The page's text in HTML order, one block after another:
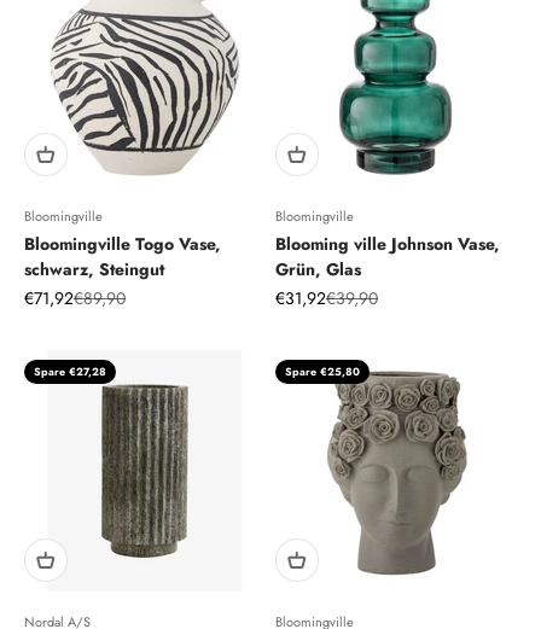
Bloomingville
Bloomingville Togo Vase,
schwarz, Steingut
Angebot
€71,92Regulärer Preis
€89,90
Bloomingville
Blooming ville Johnson Vase,
Grün, Glas
Angebot
€31,92Regulärer Preis
€39,90
Spare €27,28
Nordal A/S
Spare €25,80
Bloomingville